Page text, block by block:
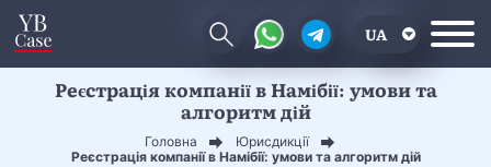
UA
EN
Реєстрація компанії в Намібії: умови та
алгоритм дій
Головна
Юрисдикції
Реєстрація компанії в Намібії: умови та алгоритм дій